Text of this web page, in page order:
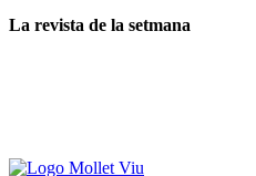
La revista de la setmana